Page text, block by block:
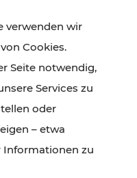
– viele
und Fahrplan-
erreichbar.
verwenden wir
Cookies.
Seite notwendig,
Services zu
oder
– etwa
Informationen zu